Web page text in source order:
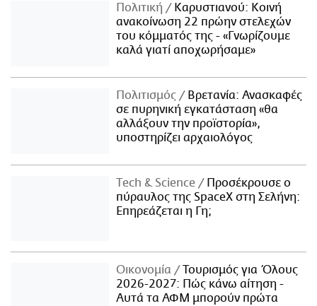
Πολιτική
Καρυστιανού: Κοινή
ανακοίνωση 22 πρώην στελεχών
του κόμματός της - «Γνωρίζουμε
καλά γιατί αποχωρήσαμε»
Πολιτισμός
Βρετανία: Ανασκαφές
σε πυρηνική εγκατάσταση «θα
αλλάξουν την προϊστορία»,
υποστηρίζει αρχαιολόγος
Τech & Science
Προσέκρουσε ο
πύραυλος της SpaceX στη Σελήνη:
Επηρεάζεται η Γη;
Οικονομία
Τουρισμός για Όλους
2026-2027: Πώς κάνω αίτηση -
Αυτά τα ΑΦΜ μπορούν πρώτα